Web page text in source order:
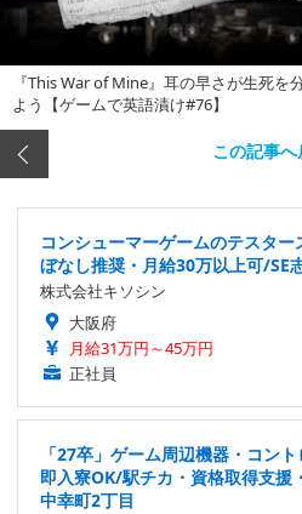
『This War of Mine』耳の早さが生死
よう【ゲームで英語漬け#76】
この記事へ
コンシューマーゲームのテスタ
ぼなし推奨・月給30万以上可/SE
株式会社キソシン
大阪府
月給31万円～45万円
正社員
「27卒」ゲーム周辺機器・コン
即入寮OK/駅チカ・資格取得支援
中幸町2丁目